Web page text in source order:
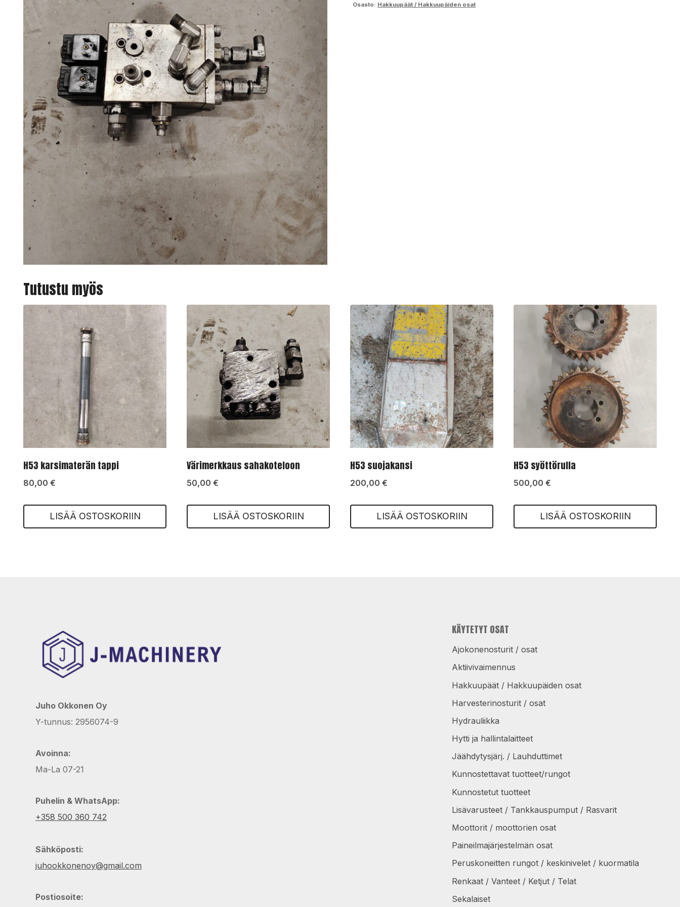
Osasto: Hakkuupäät / Hakkuupäiden osat
Tutustu myös
H53 karsimaterän tappi
80,00 €
LISÄÄ OSTOSKORIIN
Värimerkkaus sahakoteloon
50,00 €
LISÄÄ OSTOSKORIIN
H53 suojakansi
200,00 €
LISÄÄ OSTOSKORIIN
H53 syöttörulla
500,00 €
LISÄÄ OSTOSKORIIN
Juho Okkonen Oy
Y-tunnus: 2956074-9
Avoinna:
Ma-La 07-21
Puhelin & WhatsApp:
+358 500 360 742
Sähköposti:
juhookkonenoy@gmail.com
Postiosoite:
KÄYTETYT OSAT
Ajokonenosturit / osat
Aktiivivaimennus
Hakkuupäät / Hakkuupäiden osat
Harvesterinosturit / osat
Hydrauliikka
Hytti ja hallintalaitteet
Jäähdytysjärj. / Lauhduttimet
Kunnostettavat tuotteet/rungot
Kunnostetut tuotteet
Lisävarusteet / Tankkauspumput / Rasvarit
Moottorit / moottorien osat
Paineilmajärjestelmän osat
Peruskoneitten rungot / keskinivelet / kuormatila
Renkaat / Vanteet / Ketjut / Telat
Sekalaiset